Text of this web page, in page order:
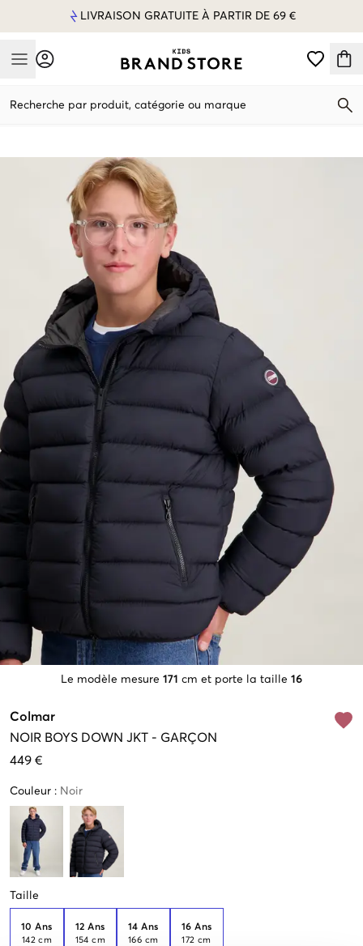
LIVRAISON GRATUITE À PARTIR DE 69 €
Mobile Menu
Recherche par produit, catégorie ou marque
Le modèle mesure 171 cm et porte la taille 16
Colmar
NOIR BOYS DOWN JKT - GARÇON
449 €
Couleur : Noir
Taille
10 Ans
142 cm
12 Ans
154 cm
14 Ans
166 cm
16 Ans
172 cm